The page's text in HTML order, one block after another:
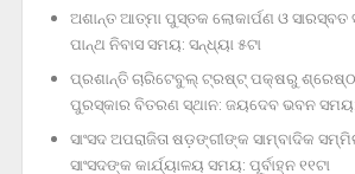
ଅଶାନ୍ତ ଆତ୍ମା ପୁସ୍ତକ ଲୋକାର୍ପଣ ଓ ସାରସ୍ବତ
ପାନ୍ଥ ନିବାସ ସମୟ: ସନ୍ଧ୍ୟା ୫ଟା
ପ୍ରଶାନ୍ତି ଚାରିଟେବୁଲ୍‌ ଟ୍ରଷ୍ଟ୍‌ ପକ୍ଷରୁ ଶ୍ରେଷ୍ଠ
ପୁରସ୍କାର ବିତରଣ ସ୍ଥାନ: ଜୟଦେବ ଭବନ ସମୟ:
ସାଂସଦ ଅପରାଜିତା ଷଡ଼ଙ୍ଗୀଙ୍କ ସାମ୍ବାଦିକ
ସାଂସଦଙ୍କ କାର୍ଯ୍ୟାଳୟ ସମୟ: ପୂର୍ବାହ୍ନ ୧୧ଟା